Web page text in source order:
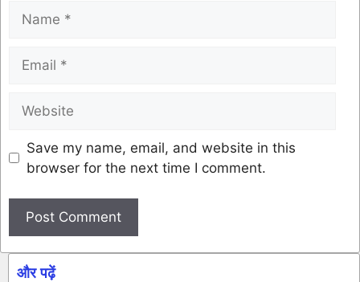
Save my name, email, and website in this
browser for the next time I comment.
और पढ़ें